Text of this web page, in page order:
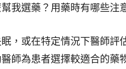
我選藥？用藥時有哪些注
，或在特定情況下醫師
師為患者選擇較適合的